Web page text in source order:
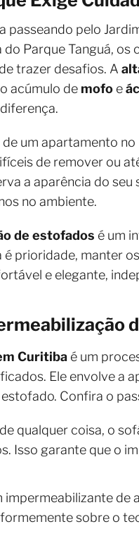
passeando pelo
Parque Tanguá,
trazer desafios. A
acúmulo de mofo e
um apartamento
de remover ou
a aparência do
no ambiente.
de estofados é um
é prioridade, manter
e elegante,
Curitiba é um
Ele envolve a
Confira o
qualquer coisa, o
Isso garante que o
impermeabilizante de
sobre o